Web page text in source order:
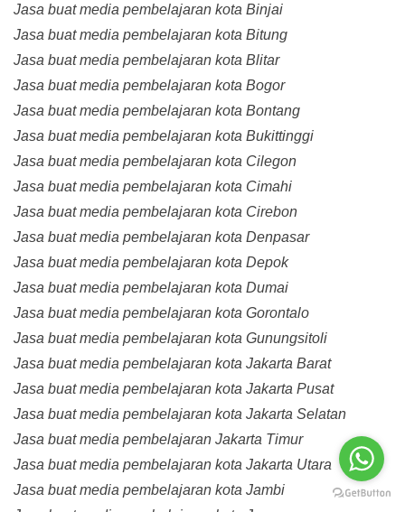
Jasa buat media pembelajaran kota Binjai
Jasa buat media pembelajaran kota Bitung
Jasa buat media pembelajaran kota Blitar
Jasa buat media pembelajaran kota Bogor
Jasa buat media pembelajaran kota Bontang
Jasa buat media pembelajaran kota Bukittinggi
Jasa buat media pembelajaran kota Cilegon
Jasa buat media pembelajaran kota Cimahi
Jasa buat media pembelajaran kota Cirebon
Jasa buat media pembelajaran kota Denpasar
Jasa buat media pembelajaran kota Depok
Jasa buat media pembelajaran kota Dumai
Jasa buat media pembelajaran kota Gorontalo
Jasa buat media pembelajaran kota Gunungsitoli
Jasa buat media pembelajaran kota Jakarta Barat
Jasa buat media pembelajaran kota Jakarta Pusat
Jasa buat media pembelajaran kota Jakarta Selatan
Jasa buat media pembelajaran Jakarta Timur
Jasa buat media pembelajaran kota Jakarta Utara
Jasa buat media pembelajaran kota Jambi